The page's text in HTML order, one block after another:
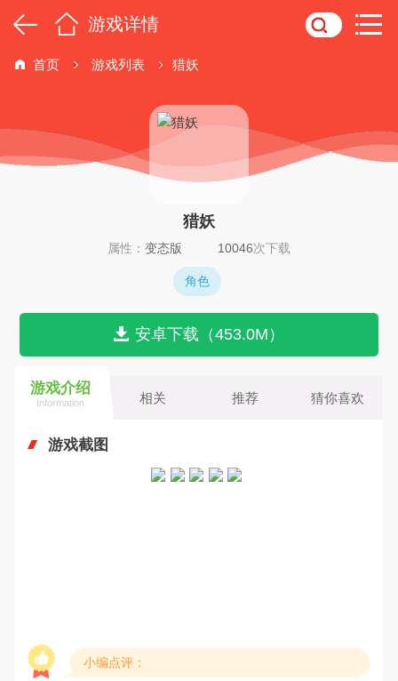
游戏详情
首页 游戏列表 猎妖
猎妖
属性： 变态版 10046次下载
角色
安卓下载（453.0M）
游戏介绍
Information 相关 推荐 猜你喜欢
游戏截图
小编点评：